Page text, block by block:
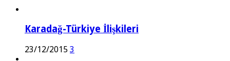
Karadağ-Türkiye İlişkileri
23/12/2015 3